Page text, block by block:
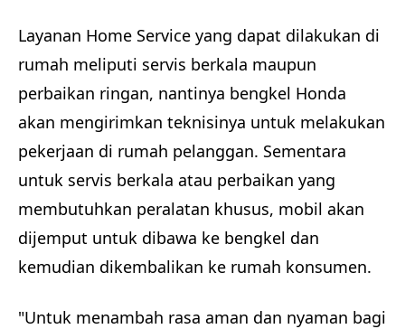
Layanan Home Service yang dapat dilakukan di
rumah meliputi servis berkala maupun
perbaikan ringan, nantinya bengkel Honda
akan mengirimkan teknisinya untuk melakukan
pekerjaan di rumah pelanggan. Sementara
untuk servis berkala atau perbaikan yang
membutuhkan peralatan khusus, mobil akan
dijemput untuk dibawa ke bengkel dan
kemudian dikembalikan ke rumah konsumen.
"Untuk menambah rasa aman dan nyaman bagi